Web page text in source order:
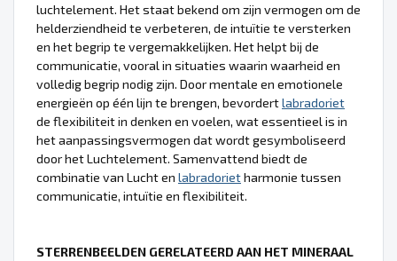
luchtelement. Het staat bekend om zijn vermogen om de
helderziendheid te verbeteren, de intuïtie te versterken
en het begrip te vergemakkelijken. Het helpt bij de
communicatie, vooral in situaties waarin waarheid en
volledig begrip nodig zijn. Door mentale en emotionele
energieën op één lijn te brengen, bevordertlabradoriet
de flexibiliteit in denken en voelen, wat essentieel is in
het aanpassingsvermogen dat wordt gesymboliseerd
door het Luchtelement. Samenvattend biedt de
combinatie van Lucht en labradorietharmonie tussen
communicatie, intuïtie en flexibiliteit.
STERRENBEELDEN GERELATEERD AAN HET MINERAAL